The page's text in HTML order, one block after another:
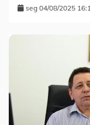
seg 04/08/2025